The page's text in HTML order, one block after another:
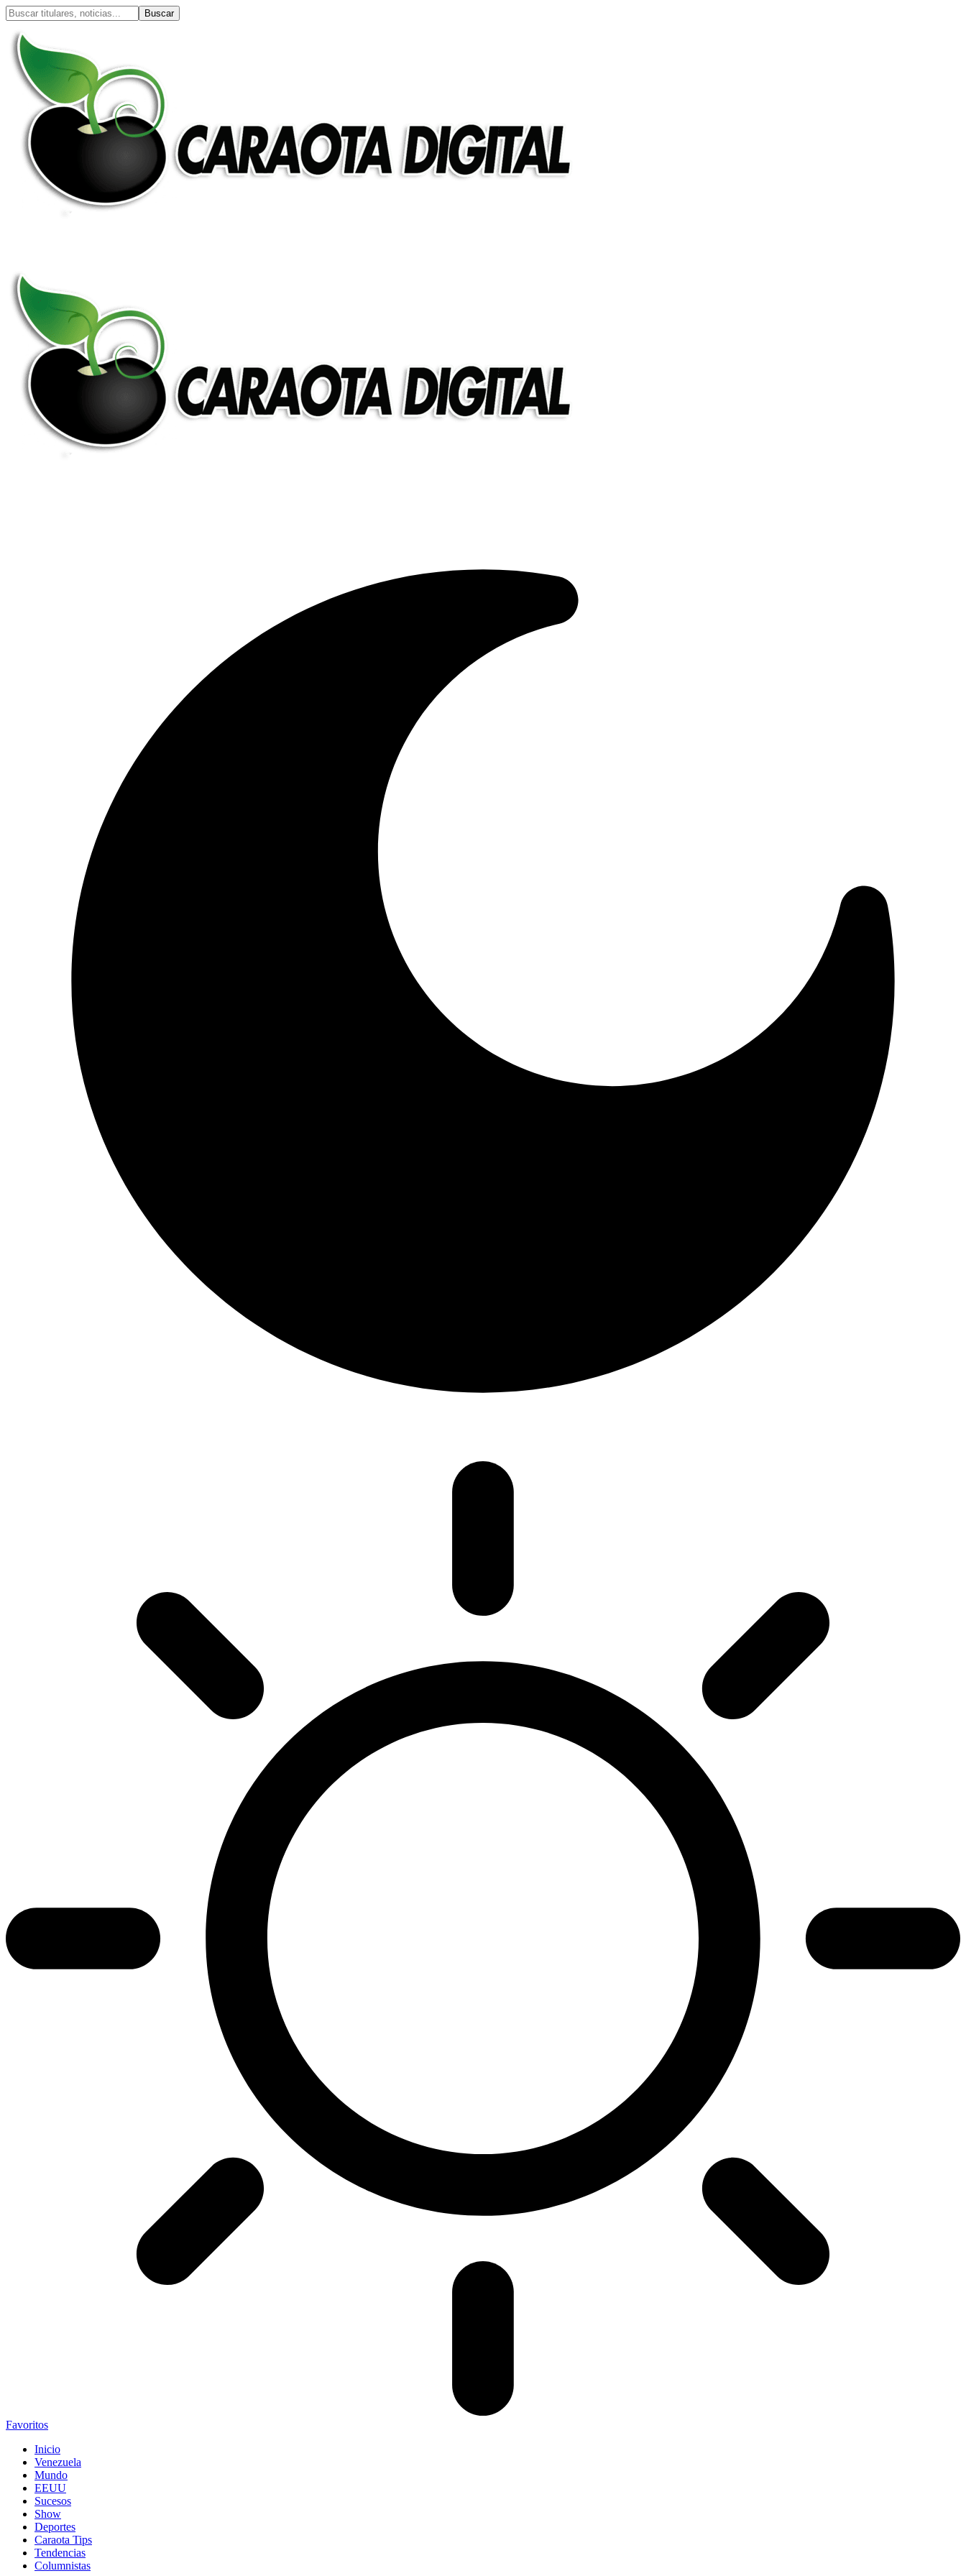
Favoritos
Inicio
Venezuela
Mundo
EEUU
Sucesos
Show
Deportes
Caraota Tips
Tendencias
Columnistas